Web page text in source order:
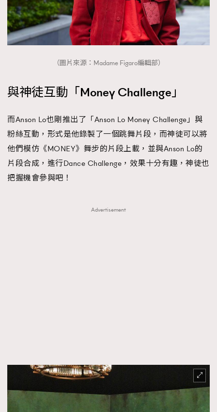
（圖片來源：Madame Figaro編輯部）
與神徒互動「Money Challenge」
而Anson Lo也剛推出了「Anson Lo Money Challenge」與
粉絲互動，形式是他錄製了一個跳舞片段，而神徒可以將
他們模仿《MONEY》舞步的片段上載，並與Anson Lo的
片段合成，進行Dance Challenge，效果十分有趣，神徒也
把握機會參與吧！
Advertisement